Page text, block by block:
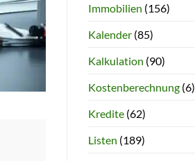
Immobilien (156)
Kalender(85)
Kalkulation (90)
Kostenberechnung(6)
Kredite(62)
Listen (189)